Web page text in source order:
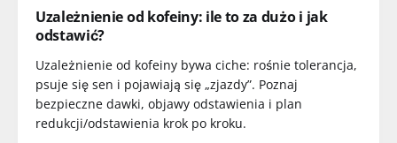
Uzależnienie od kofeiny: ile to za dużo i jak
odstawić?
Uzależnienie od kofeiny bywa ciche: rośnie tolerancja,
psuje się sen i pojawiają się „zjazdy”. Poznaj
bezpieczne dawki, objawy odstawienia i plan
redukcji/odstawienia krok po kroku.